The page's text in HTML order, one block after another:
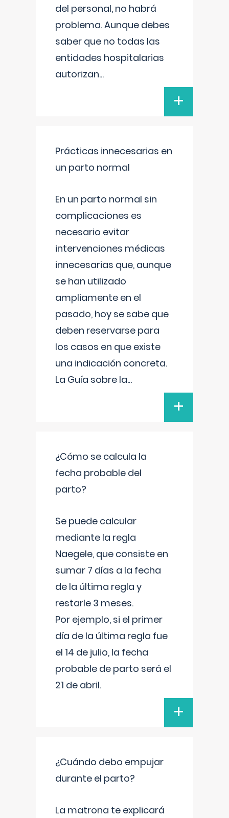
del personal, no habrá
problema. Aunque debes
saber que no todas las
entidades hospitalarias
autorizan...
+
Prácticas innecesarias en
un parto normal
En un parto normal sin
complicaciones es
necesario evitar
intervenciones médicas
innecesarias que, aunque
se han utilizado
ampliamente en el
pasado, hoy se sabe que
deben reservarse para
los casos en que existe
una indicación concreta.
La Guía sobre la...
+
¿Cómo se calcula la
fecha probable del
parto?
Se puede calcular
mediante la regla
Naegele, que consiste en
sumar 7 días a la fecha
de la última regla y
restarle 3 meses.
Por ejemplo, si el primer
día de la última regla fue
el 14 de julio, la fecha
probable de parto será el
21 de abril.
+
¿Cuándo debo empujar
durante el parto?
La matrona te explicará